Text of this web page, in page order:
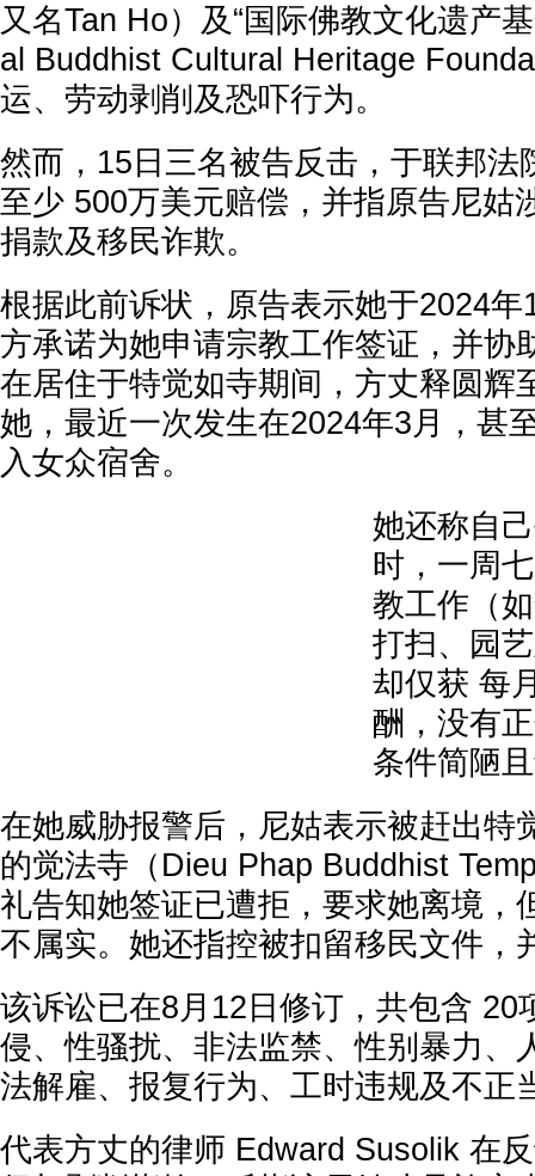
又名Tan Ho）及“国际佛教文化遗产
al Buddhist Cultural Heritage
运、劳动剥削及恐吓行为。
然而，15日三名被告反击，于联邦法
至少 500万美元赔偿，并指原告尼姑
捐款及移民诈欺。
根据此前诉状，原告表示她于2024
方承诺为她申请宗教工作签证，并协
在居住于特觉如寺期间，方丈释圆辉
她，最近一次发生在2024年3月，甚
入女众宿舍。
她还称自
时，一周
教工作（
打扫、园
却仅获 每
酬，没有
条件简陋
在她威胁报警后，尼姑表示被赶出特
的觉法寺（Dieu Phap Buddhist
礼告知她签证已遭拒，要求她离境，
不属实。她还指控被扣留移民文件，
该诉讼已在8月12日修订，共包含 20
侵、性骚扰、非法监禁、性别暴力、
法解雇、报复行为、工时违规及不正
代表方丈的律师 Edward Susolik 在